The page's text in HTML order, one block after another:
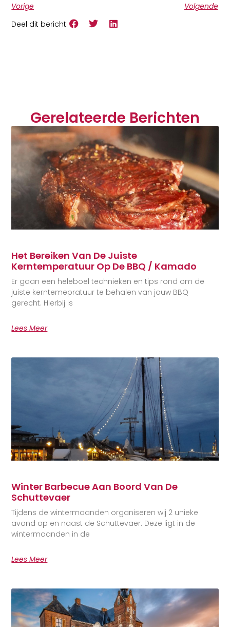
Vorige
Volgende
Deel dit bericht:
Gerelateerde Berichten
Het Bereiken Van De Juiste
Kerntemperatuur Op De BBQ / Kamado
Er gaan een heleboel technieken en tips rond om de
juiste kerntemepratuur te behalen van jouw BBQ
gerecht. Hierbij is
Lees Meer
Winter Barbecue Aan Boord Van De
Schuttevaer
Tijdens de wintermaanden organiseren wij 2 unieke
avond op en naast de Schuttevaer. Deze ligt in de
wintermaanden in de
Lees Meer